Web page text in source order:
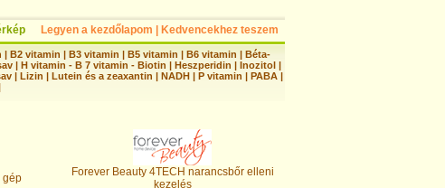
Legyen a kezdőlapom Kedvencekhez teszem
| B2 vitamin | B3 vitamin | B5 vitamin | B6 vitamin | Béta-
| H vitamin - B 7 vitamin - Biotin | Heszperidin | Inozitol |
| Lizin | Lutein és a zeaxantin | NADH | P vitamin | PABA |
gép
Forever Beauty 4TECH narancsbőr elleni
kezelés